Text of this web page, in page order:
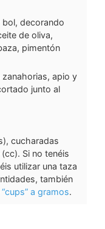
bol, decorando
de oliva,
pimentón
apio y
junto al
cucharadas
Si no tenéis
utilizar una taza
también
a gramos.